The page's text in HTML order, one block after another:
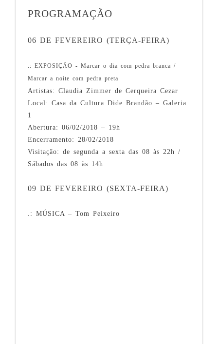
PROGRAMAÇÃO
06 DE FEVEREIRO (TERÇA-FEIRA)
.: EXPOSIÇÃO - Marcar o dia com pedra branca /
Marcar a noite com pedra preta
Artistas: Claudia Zimmer de Cerqueira Cezar
Local: Casa da Cultura Dide Brandão – Galeria
1
Abertura: 06/02/2018 – 19h
Encerramento: 28/02/2018
Visitação: de segunda a sexta das 08 às 22h /
Sábados das 08 às 14h
09 DE FEVEREIRO (SEXTA-FEIRA)
.: MÚSICA – Tom Peixeiro